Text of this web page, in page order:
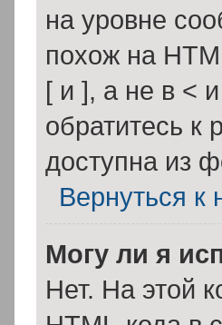
на уровне
похож на
[ и ], а не в <
обратитесь к
доступна из
Вернуться к
Могу ли я
Нет. На этой